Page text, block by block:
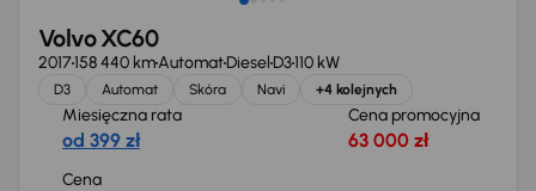
Volvo XC60
2017158 440 kmAutomatDiesel D3110 kW
D3 Automat Skóra Navi +4 kolejnych
Miesięczna rata
od 399 zł
Cena promocyjna
63 000 zł
Cena